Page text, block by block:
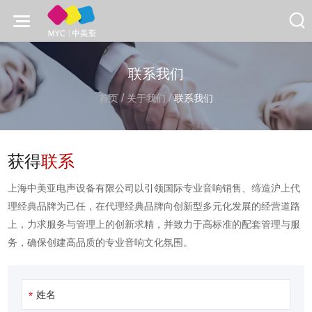
联系我们
首页/ 关于我们 /联系我们
获得联系
上海中美亚电声设备有限公司以引领国际专业音响销售、缔造沪上代
理经典品牌为己任，在代理经典品牌向创新型多元化发展的经营道路
上，力求服务与管理上的创新求精，并致力于高标准的配套管理与服
务，确保创建高品质的专业音响文化氛围。